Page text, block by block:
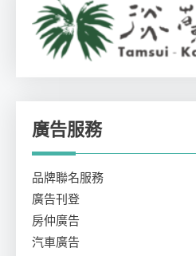
廣告服務
品牌聯名服務
廣告刊登
房仲廣告
汽車廣告